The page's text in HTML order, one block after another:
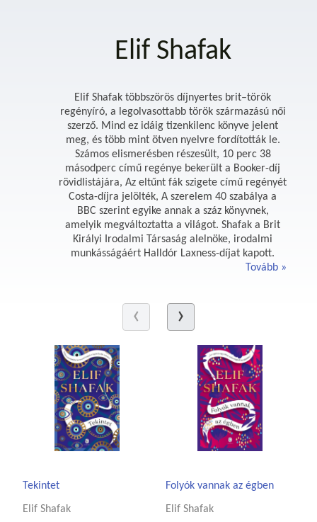
Elif Shafak
Elif Shafak többszörös díjnyertes brit–török
regényíró, a legolvasottabb török származású női
szerző. Mind ez idáig tizenkilenc könyve jelent
meg, és több mint ötven nyelvre fordították le.
Számos elismerésben részesült, 10 perc 38
másodperc című regénye bekerült a Booker-díj
rövidlistájára, Az eltűnt fák szigete című regényét
Costa-díjra jelölték, A szerelem 40 szabálya a
BBC szerint egyike annak a száz könyvnek,
amelyik megváltoztatta a világot. Shafak a Brit
Királyi Irodalmi Társaság alelnöke, irodalmi
munkásságáért Halldór Laxness-díjat kapott.
Tovább
Tekintet
Elif Shafak
Folyók vannak az égben
Elif Shafak